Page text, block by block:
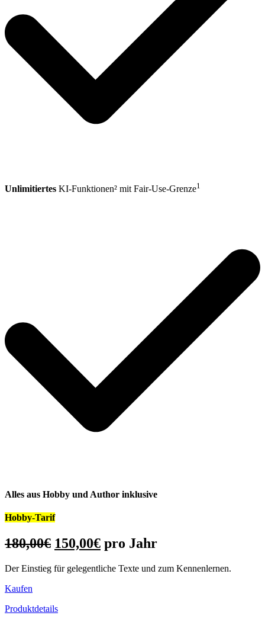
Unlimitiertes KI-Funktionen² mit Fair-Use-Grenze1
Alles aus Hobby und Author inklusive
Hobby-Tarif
180,00€ Ursprünglicher
war:
150,00€Aktueller
ist:
pro Jahr
Der Einstieg für gelegentliche Texte und zum Kennenlernen.
Kaufen
Produktdetails